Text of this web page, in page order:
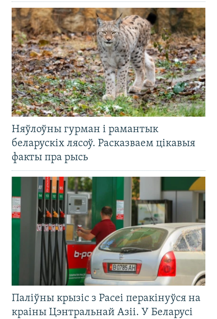
Няўлоўны гурман і рамантык
беларускіх лясоў. Расказваем цікавыя
факты пра рысь
Паліўны крызіс з Расеі перакінуўся на
краіны Цэнтральнай Азіі. У Беларусі